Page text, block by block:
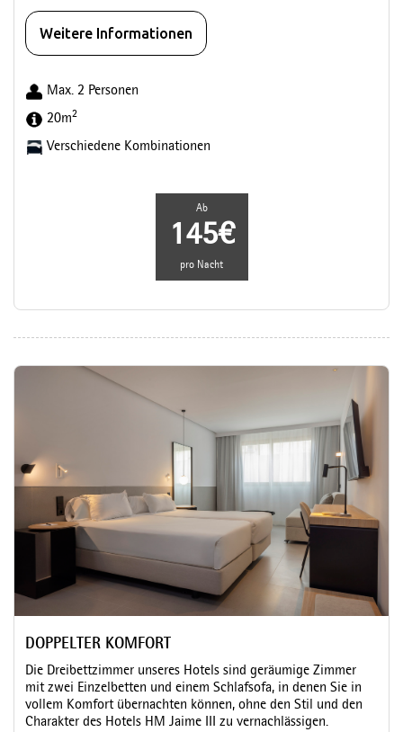
Weitere Informationen
Max. 2 Personen
20m2
Verschiedene Kombinationen
Ab
145€
pro Nacht
DOPPELTER KOMFORT
Die Dreibettzimmer unseres Hotels sind geräumige Zimmer
mit zwei Einzelbetten und einem Schlafsofa, in denen Sie in
vollem Komfort übernachten können, ohne den Stil und den
Charakter des Hotels HM Jaime III zu vernachlässigen.